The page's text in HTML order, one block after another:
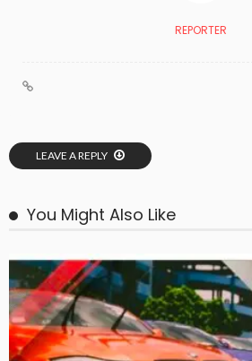
REPORTER
LEAVE A REPLY
You Might Also Like